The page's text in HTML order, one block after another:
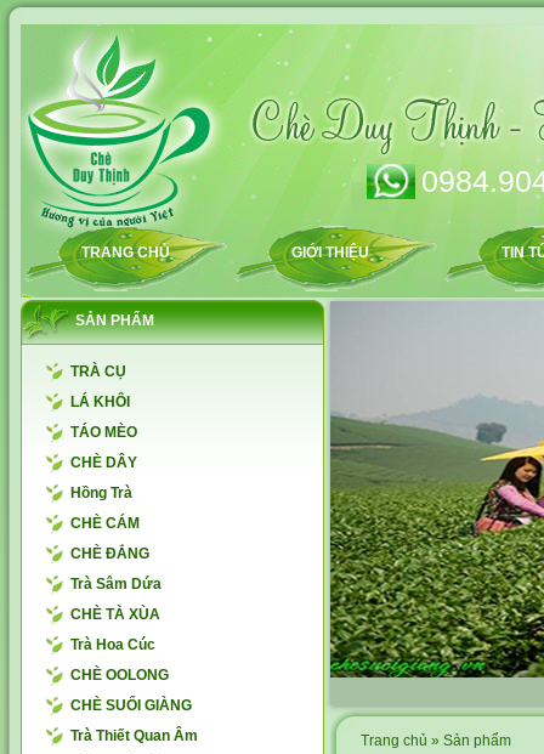
TRANG CHỦ GIỚI THIỆU TIN
SẢN PHẨM
TRÀ CỤ
LÁ KHÔI
TÁO MÈO
CHÈ DÂY
Hồng Trà
CHÈ CÁM
CHÈ ĐẮNG
Trà Sâm Dứa
CHÈ TÀ XÙA
Trà Hoa Cúc
CHÈ OOLONG
CHÈ SUỐI GIÀNG
Trà Thiết Quan Âm
Trang chủ » Sản phẩm